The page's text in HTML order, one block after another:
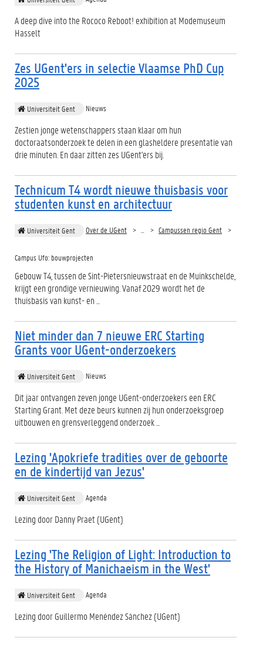
A deep dive into the Rococo Reboot! exhibition at Modemuseum
Hasselt
Zes UGent'ers in selectie Vlaamse PhD Cup
2025
Universiteit Gent Nieuws
Zestien jonge wetenschappers staan klaar om hun
doctoraatsonderzoek te delen in een glasheldere presentatie van
drie minuten. En daar zitten zes UGent'ers bij.
Technicum T4 wordt nieuwe thuisbasis voor
studenten kunst en architectuur
Universiteit Gent Over de UGent Campussen regio Gent
Campus Ufo: bouwprojecten
Gebouw T4, tussen de Sint-Pietersnieuwstraat en de Muinkschelde,
krijgt een grondige vernieuwing. Vanaf 2029 wordt het de
thuisbasis van kunst- en ...
Niet minder dan 7 nieuwe ERC Starting
Grants voor UGent-onderzoekers
Universiteit Gent Nieuws
Dit jaar ontvangen zeven jonge UGent-onderzoekers een ERC
Starting Grant. Met deze beurs kunnen zij hun onderzoeksgroep
uitbouwen en grensverleggend onderzoek ...
Lezing 'Apokriefe tradities over de geboorte
en de kindertijd van Jezus'
Universiteit Gent Agenda
Lezing door Danny Praet (UGent)
Lezing 'The Religion of Light: Introduction to
the History of Manichaeism in the West'
Universiteit Gent Agenda
Lezing door Guillermo Menéndez Sánchez (UGent)